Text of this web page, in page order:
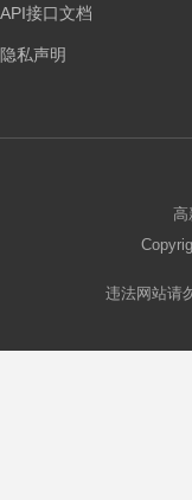
API接口文档
隐私声明
高
违法网站请